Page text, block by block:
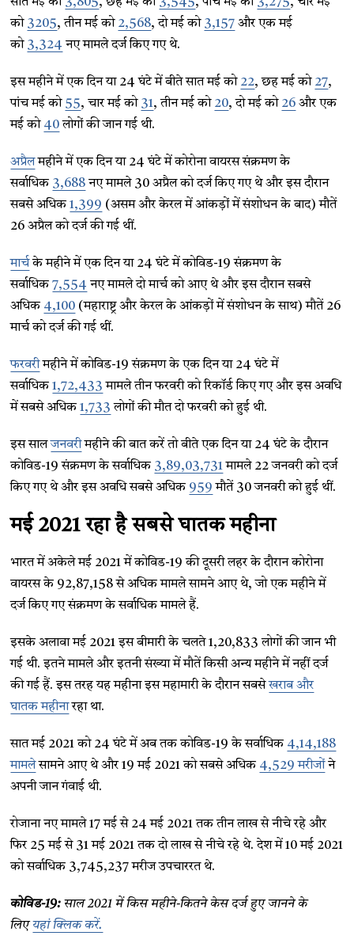
सात मई को 3,805, छह मई को 3,545, पांच मई को 3,275, चार मई
को 3205, तीन मई को 2,568, दो मई को 3,157 और एक मई
को 3,324 नए मामले दर्ज किए गए थे.
इस महीने में एक दिन या 24 घंटे में बीते सात मई को 22, छह मई को 27,
पांच मई को 55, चार मई को 31, तीन मई को 20, दो मई को 26 और एक
मई को 40लोगों की जान गई थी.
अप्रैलमहीने में एक दिन या 24 घंटे में कोरोना वायरस संक्रमण के
सर्वाधिक 3,688 नए मामले 30 अप्रैल को दर्ज किए गए थे और इस दौरान
सबसे अधिक1,399 (असम और केरल में आंकड़ों में संशोधन के बाद) मौतें
26 अप्रैल को दर्ज की गई थीं.
मार्चके महीने में एक दिन या 24 घंटे में कोविड-19 संक्रमण के
सर्वाधिक7,554 नए मामले दो मार्च को आए थे और इस दौरान सबसे
अधिक 4,100 (महाराष्ट्र और केरल के आंकड़ों में संशोधन के साथ) मौतें 26
मार्च को दर्ज की गई थीं.
फरवरीमहीने में कोविड-19 संक्रमण के एक दिन या 24 घंटे में
सर्वाधिक1,72,433 मामले तीन फरवरी को रिकॉर्ड किए गए और इस अवधि
में सबसे अधिक1,733 लोगों की मौत दो फरवरी को हुई थी.
इस सालजनवरीमहीने की बात करें तो बीते एक दिन या 24 घंटे के दौरान
कोविड-19 संक्रमण के सर्वाधिक 3,89,03,731मामले 22 जनवरी को दर्ज
किए गए थे और इस अवधि सबसे अधिक 959 मौतें 30 जनवरी को हुई थीं.
मई 2021 रहा है सबसे घातक महीना
भारत में अकेले मई 2021 में कोविड-19 की दूसरी लहर के दौरान कोरोना
वायरस के 92,87,158 से अधिक मामले सामने आए थे, जो एक महीने में
दर्ज किए गए संक्रमण के सर्वाधिक मामले हैं.
इसके अलावा मई 2021 इस बीमारी के चलते 1,20,833 लोगों की जान भी
गई थी. इतने मामले और इतनी संख्या में मौतें किसी अन्य महीने में नहीं दर्ज
की गई हैं. इस तरह यह महीना इस महामारी के दौरान सबसेखराब और
घातक महीनारहा था.
सात मई 2021 को 24 घंटे में अब तक कोविड-19 के सर्वाधिक 4,14,188
मामलेसामने आए थे और 19 मई 2021 को सबसे अधिक 4,529 मरीजोंने
अपनी जान गंवाई थी.
रोजाना नए मामले 17 मई से 24 मई 2021 तक तीन लाख से नीचे रहे और
फिर 25 मई से 31 मई 2021 तक दो लाख से नीचे रहे थे. देश में 10 मई 2021
को सर्वाधिक 3,745,237 मरीज उपचाररत थे.
कोविड-19: साल 2021 में किस महीने-कितने केस दर्ज हुए जानने के
लिएयहां क्लिक करें.